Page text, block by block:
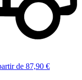
de 87,90 €